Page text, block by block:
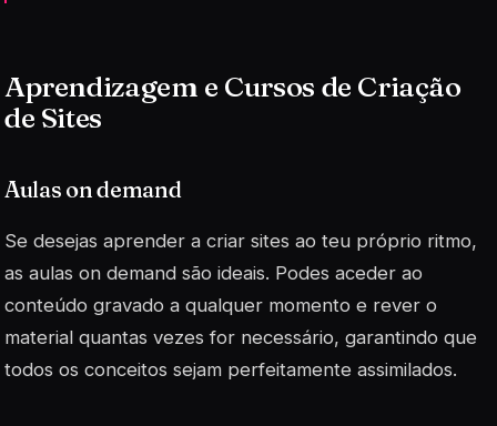
Aprendizagem e Cursos de Criação
de Sites
Aulas on demand
Se desejas aprender a criar sites ao teu próprio ritmo,
as aulas on demand são ideais. Podes aceder ao
conteúdo gravado a qualquer momento e rever o
material quantas vezes for necessário, garantindo que
todos os conceitos sejam perfeitamente assimilados.